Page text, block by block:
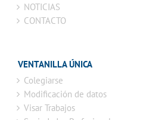
NOTICIAS
CONTACTO
VENTANILLA ÚNICA
Colegiarse
Modificación de datos
Visar Trabajos